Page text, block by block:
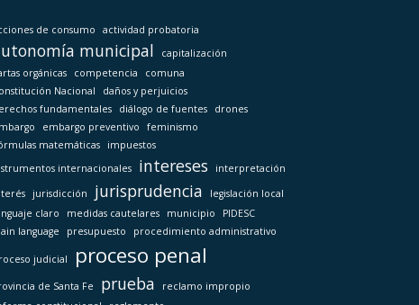
de consumo actividad probatoria
municipal
capitalización
orgánicas
competencia
comuna
Nacional
daños y perjuicios
fundamentales
diálogo de fuentes
drones
embargo preventivo
feminismo
matemáticas
impuestos
internacionales
intereses
interpretación
jurisdicción jurisprudencia
legislación local
claro
medidas cautelares municipio
PIDESC
language
presupuesto procedimiento administrativo
judicial proceso penal
de Santa Fe prueba
reclamo impropio